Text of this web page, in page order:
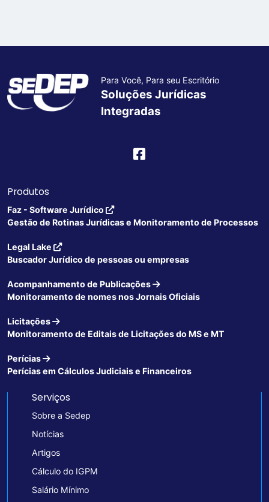
Para Você, Para seu Escritório
Soluções Jurídicas
Integradas
Produtos
Faz - Software Jurídico
Gestão de Rotinas Jurídicas e Monitoramento de Processos
Legal Lake
Buscador Jurídico de pessoas ou empresas
Acompanhamento de Publicações
Monitoramento de nomes nos Jornais Oficiais
Licitações
Monitoramento de Editais de Licitações do MS e MT
Perícias
Perícias em Cálculos Judiciais e Financeiros
Serviços
Sobre a Sedep
Notícias
Artigos
Cálculo do IGPM
Salário Mínimo